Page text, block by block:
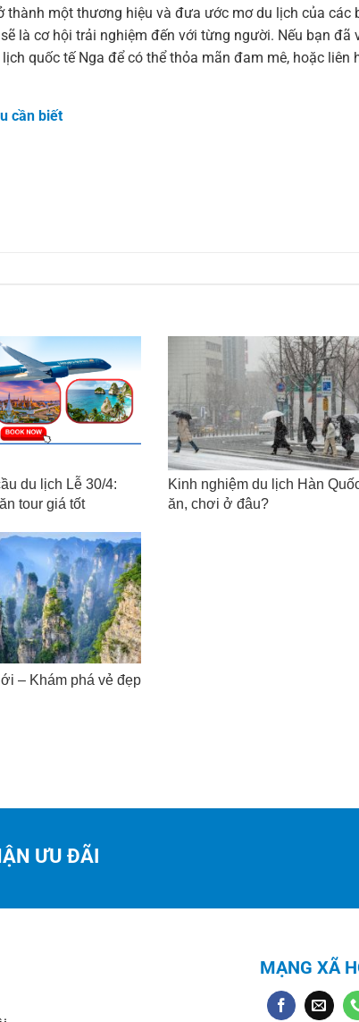
một thương hiệu và đưa ước mơ du lịch của các
sẽ là cơ hội trải nghiệm đến với từng người. Nếu bạn đã
quốc tế Nga để có thể thỏa mãn đam mê, hoặc liên
cần biết
du lịch Lễ 30/4:
tour giá tốt
Kinh nghiệm du lịch Hàn
ăn, chơi ở đâu?
– Khám phá vẻ đẹp
ƯU ĐÃI
MẠNG XÃ